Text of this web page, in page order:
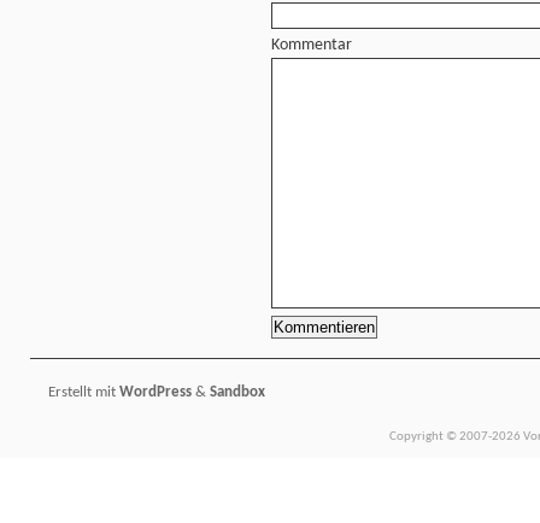
Kommentar
Erstellt mit WordPress & Sandbox
Copyright © 2007-2026